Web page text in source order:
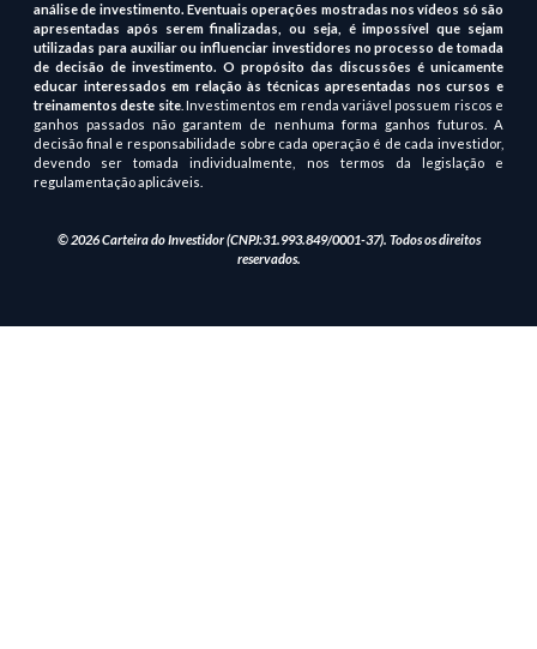
análise de investimento. Eventuais operações mostradas nos vídeos só são
apresentadas após serem finalizadas, ou seja, é impossível que sejam
utilizadas para auxiliar ou influenciar investidores no processo de tomada
de decisão de investimento. O propósito das discussões é unicamente
educar interessados em relação às técnicas apresentadas nos cursos e
treinamentos deste site. Investimentos em renda variável possuem riscos e
ganhos passados não garantem de nenhuma forma ganhos futuros. A
decisão final e responsabilidade sobre cada operação é de cada investidor,
devendo ser tomada individualmente, nos termos da legislação e
regulamentação aplicáveis.
© 2026 Carteira do Investidor (CNPJ:31.993.849/0001-37). Todos os direitos
reservados.